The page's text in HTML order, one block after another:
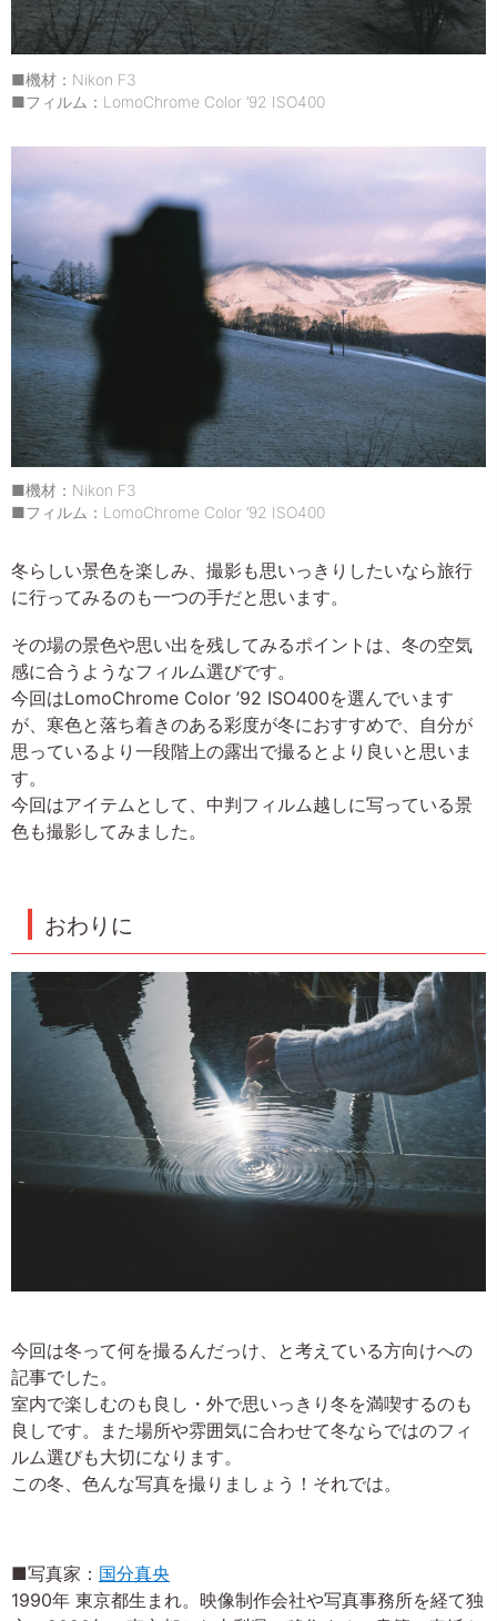
■機材：Nikon F3
■フィルム：LomoChrome Color ’92 ISO400
■機材：Nikon F3
■フィルム：LomoChrome Color ’92 ISO400
冬らしい景色を楽しみ、撮影も思いっきりしたいなら旅行
に行ってみるのも一つの手だと思います。
その場の景色や思い出を残してみるポイントは、冬の空気
感に合うようなフィルム選びです。
今回はLomoChrome Color ’92 ISO400を選んでいます
が、寒色と落ち着きのある彩度が冬におすすめで、自分が
思っているより一段階上の露出で撮るとより良いと思いま
す。
今回はアイテムとして、中判フィルム越しに写っている景
色も撮影してみました。
おわりに
今回は冬って何を撮るんだっけ、と考えている方向けへの
記事でした。
室内で楽しむのも良し・外で思いっきり冬を満喫するのも
良しです。また場所や雰囲気に合わせて冬ならではのフィ
ルム選びも大切になります。
この冬、色んな写真を撮りましょう！それでは。
■写真家： 国分真央
1990年 東京都生まれ。映像制作会社や写真事務所を経て独